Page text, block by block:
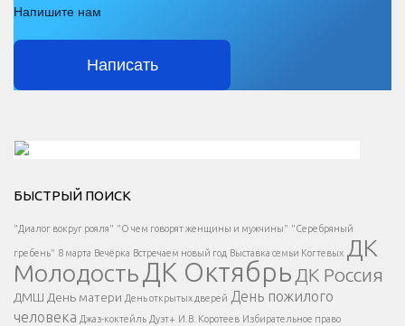
Напишите нам
Написать
Есть вопрос?
Напишите нам
</span >
БЫСТРЫЙ ПОИСК
"Диалог вокруг рояля" "О чем говорят женщины и мужчины" "Серебряный
гребень" 8 марта Вечёрка Встречаем новый год Выставка семьи Когтевых ДК
МолодостьДК Октябрь ДК Россия
ДМШ День матери День открытых дверей День пожилого
человека Джаз-коктейль Дуэт+ И.В. Коротеев Избирательное право